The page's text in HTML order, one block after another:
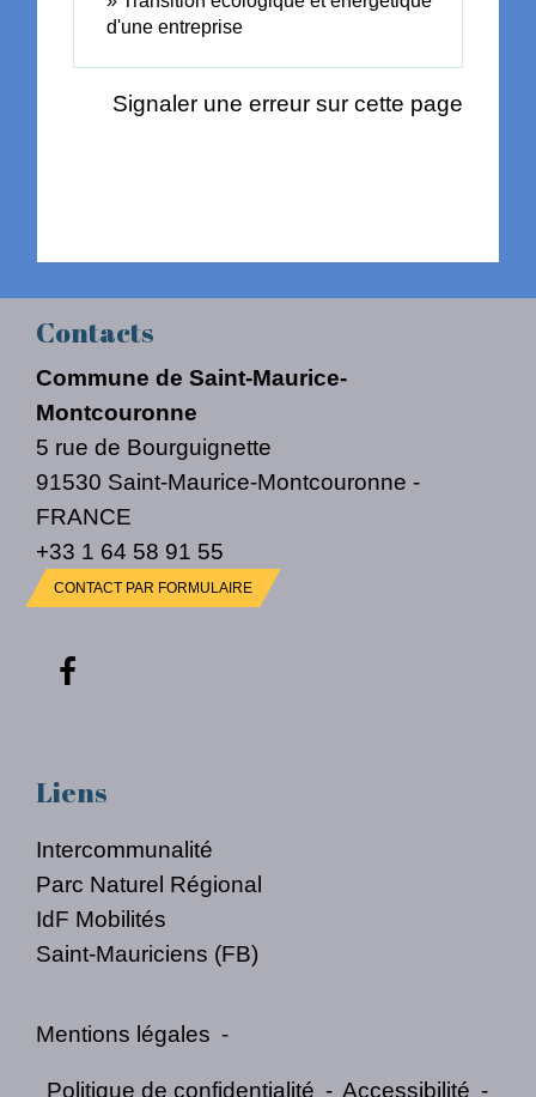
d'une entreprise
Signaler une erreur sur cette page
Contacts
Commune de Saint-Maurice-
Montcouronne
5 rue de Bourguignette
91530 Saint-Maurice-Montcouronne -
FRANCE
+33 1 64 58 91 55
CONTACT PAR FORMULAIRE
Liens
Intercommunalité
Parc Naturel Régional
IdF Mobilités
Saint-Mauriciens (FB)
Mentions légales -
Politique de confidentialité - Accessibilité -